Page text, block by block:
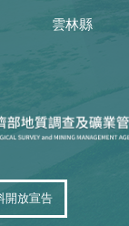
雲林縣
開放宣告